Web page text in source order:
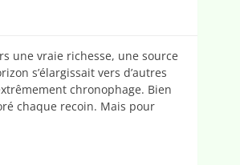
une vraie richesse, une source
s’élargissait vers d’autres
chronophage. Bien
chaque recoin. Mais pour